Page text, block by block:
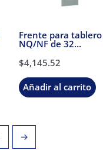
Frente para tablero
NQ/NF de 32
Electric
$4,145.52
Añadir al carrito
→